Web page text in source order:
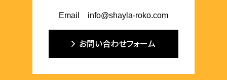
Email info@shayla-roko.com